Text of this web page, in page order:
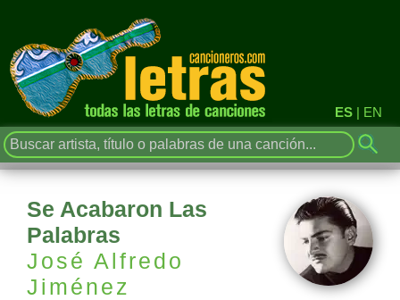
ES | EN
Se Acabaron Las
Palabras
José Alfredo
Jiménez